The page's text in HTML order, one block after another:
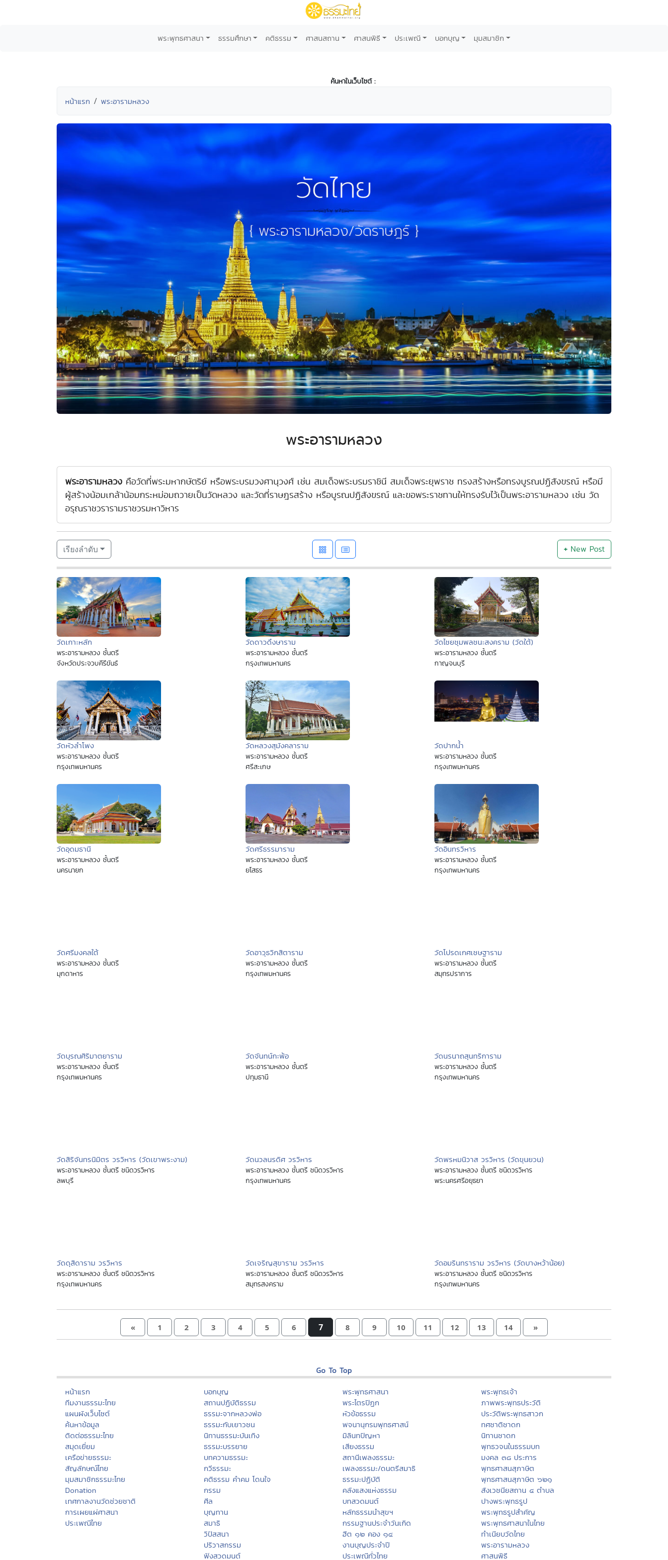
พระพุทธศาสนา ธรรมศึกษา คติธรรม ศาสนสถาน ศาสนพิธี ประเพณี บอกบุญ มุมสมาชิก
ค้นหาในเว็บไซต์ :
หน้าแรก พระอารามหลวง
พระอารามหลวง
พระอารามหลวง คือวัดที่พระมหากษัตริย์ หรือพระบรมวงศานุวงศ์ เช่น สมเด็จพระบรมราชินี สมเด็จพระยุพราช ทรงสร้างหรือทรงบูรณปฏิสังขรณ์ หรือมี
ผู้สร้างน้อมเกล้าน้อมกระหม่อมถวายเป็นวัดหลวง และวัดที่ราษฎรสร้าง หรือบูรณปฏิสังขรณ์ และขอพระราชทานให้ทรงรับไว้เป็นพระอารามหลวง เช่น วัด
อรุณราชวรารามราชวรมหาวิหาร
เรียงลำดับ + New Post
วัดเกาะหลัก
พระอารามหลวง ชั้นตรี
จังหวัดประจวบคีรีขันธ์
วัดดาวดึงษาราม
พระอารามหลวง ชั้นตรี
กรุงเทพมหานคร
วัดไชยชุมพลชนะสงคราม (วัดใต้)
พระอารามหลวง ชั้นตรี
กาญจนบุรี
วัดหัวลำโพง
พระอารามหลวง ชั้นตรี
กรุงเทพมหานคร
วัดหลวงสุมังคลาราม
พระอารามหลวง ชั้นตรี
ศรีสะเกษ
วัดปากน้ำ
พระอารามหลวง ชั้นตรี
กรุงเทพมหานคร
วัดอุดมธานี
พระอารามหลวง ชั้นตรี
นครนายก
วัดศรีธรรมาราม
พระอารามหลวง ชั้นตรี
ยโสธร
วัดอินทรวิหาร
พระอารามหลวง ชั้นตรี
กรุงเทพมหานคร
วัดศรีมงคลใต้
พระอารามหลวง ชั้นตรี
มุกดาหาร
วัดอาวุธวิกสิตาราม
พระอารามหลวง ชั้นตรี
กรุงเทพมหานคร
วัดโปรดเกศเชษฐาราม
พระอารามหลวง ชั้นตรี
สมุทรปราการ
วัดบุรณศิริมาตยาราม
พระอารามหลวง ชั้นตรี
กรุงเทพมหานคร
วัดจันทน์กะพ้อ
พระอารามหลวง ชั้นตรี
ปทุมธานี
วัดนรนาถสุนทริการาม
พระอารามหลวง ชั้นตรี
กรุงเทพมหานคร
วัดสิริจันทรนิมิตร วรวิหาร (วัดเขาพระงาม)
พระอารามหลวง ชั้นตรี ชนิดวรวิหาร
ลพบุรี
วัดนวลนรดิศ วรวิหาร
พระอารามหลวง ชั้นตรี ชนิดวรวิหาร
กรุงเทพมหานคร
วัดพรหมนิวาส วรวิหาร (วัดขุนยวน)
พระอารามหลวง ชั้นตรี ชนิดวรวิหาร
พระนครศรีอยุธยา
วัดดุสิดาราม วรวิหาร
พระอารามหลวง ชั้นตรี ชนิดวรวิหาร
กรุงเทพมหานคร
วัดเจริญสุขาราม วรวิหาร
พระอารามหลวง ชั้นตรี ชนิดวรวิหาร
สมุทรสงคราม
วัดอมรินทราราม วรวิหาร (วัดบางหว้าน้อย)
พระอารามหลวง ชั้นตรี ชนิดวรวิหาร
กรุงเทพมหานคร
« 1 2 3 4 5 6 7 8 9 10 11 12 13 14 »
Go To Top
หน้าแรก
ทีมงานธรรมะไทย
แผนผังเว็บไซต์
ค้นหาข้อมูล
ติดต่อธรรมะไทย
สมุดเยี่ยม
เครือข่ายธรรมะ
สัญลักษณ์ไทย
มุมสมาชิกธรรมะไทย
Donation
เทศกาลงานวัดช่วยชาติ
การเผยแผ่ศาสนา
ประเพณีไทย
บอกบุญ
สถานปฏิบัติธรรม
ธรรมะจากหลวงพ่อ
ธรรมะกับเยาวชน
นิทานธรรมะบันเทิง
ธรรมะบรรยาย
บทความธรรมะ
กวีธรรมะ
คติธรรม คำคม โดนใจ
กรรม
ศีล
บุญทาน
สมาธิ
วิปัสสนา
ปริวาสกรรม
ฟังสวดมนต์
พระพุทธศาสนา
พระไตรปิฏก
หัวข้อธรรม
พจนานุกรมพุทธศาสน์
มิลินทปัญหา
เสียงธรรม
สถานีเพลงธรรมะ
เพลงธรรมะ/ดนตรีสมาธิ
ธรรมะปฏิบัติ
คลังแสงแห่งธรรม
บทสวดมนต์
หลักธรรมนำสุขฯ
กรรมฐานประจำวันเกิด
ฮีต ๑๒ คอง ๑๔
งานบุญประจำปี
ประเพณีทั่วไทย
พระพุทธเจ้า
ภาพพระพุทธประวัติ
ประวัติพระพุทธสาวก
ทศชาติชาดก
นิทานชาดก
พุทธวจนในธรรมบท
มงคล ๓๘ ประการ
พุทธศาสนสุภาษิต
พุทธศาสนสุภาษิต ๖๒๑
สังเวชนียสถาน ๔ ตำบล
ปางพระพุทธรูป
พระพุทธรูปสำคัญ
พระพุทธศาสนาในไทย
ทำเนียบวัดไทย
พระอารามหลวง
ศาสนพิธี